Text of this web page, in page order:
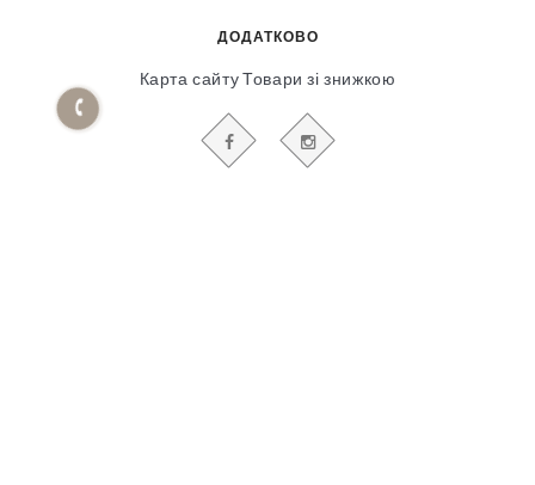
ДОДАТКОВО
Карта сайту Товари зі знижкою